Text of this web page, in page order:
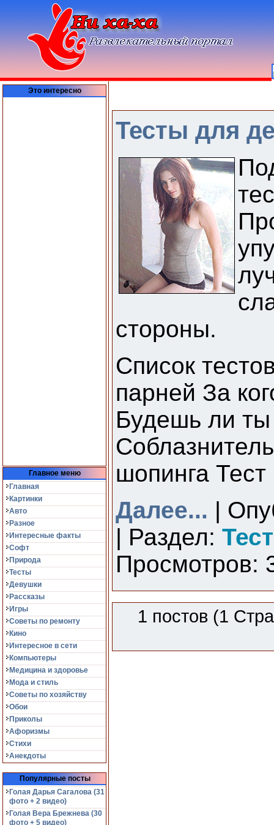
Это интересно
Главное меню
Главная
Картинки
Авто
Разное
Интересные факты
Софт
Природа
Тесты
Девушки
Рассказы
Игры
Советы по ремонту
Кино
Интересное в сети
Компьютеры
Медицина и здоровье
Мода и стиль
Советы по хозяйству
Обои
Приколы
Афоризмы
Стихи
Анекдоты
Популярные посты
Голая Дарья Сагалова (31
фото + 2 видео)
Голая Вера Брежнева (30
фото + 5 видео)
Тесты для
стороны.
Список
парней За
Будешь ли
шопинга
Далее... |
| Раздел:
Просмотров:
1 постов (1